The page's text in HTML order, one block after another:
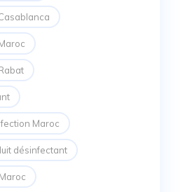
Maroc
désinfectant